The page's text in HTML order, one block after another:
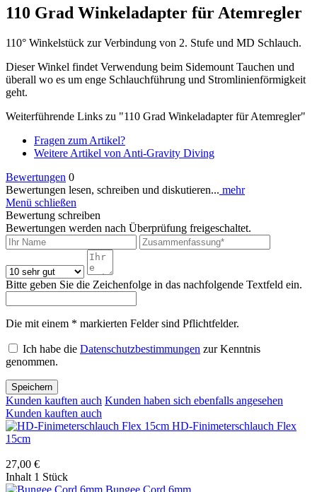
110 Grad Winkeladapter für Atemregler
110° Winkelstück zur Verbindung von 2. Stufe und MD Schlauch.
Dieser Winkel findet Verwendung beim Sidemount Tauchen und
überall wo es um enge Schlauchführung und Stromlinienförmigkeit
geht.
Weiterführende Links zu "110 Grad Winkeladapter für Atemregler"
Fragen zum Artikel?
Weitere Artikel von Anti-Gravity Diving
Bewertungen 0
Bewertungen lesen, schreiben und diskutieren... mehr
Menü schließen
Bewertung schreiben
Bewertungen werden nach Überprüfung freigeschaltet.
Bitte geben Sie die Zeichenfolge in das nachfolgende Textfeld ein.
Die mit einem * markierten Felder sind Pflichtfelder.
Ich habe die Datenschutzbestimmungen zur Kenntnis
genommen.
Speichern
Kunden kauften auch Kunden haben sich ebenfalls angesehen
Kunden kauften auch
HD-Finimeterschlauch Flex
15cm
27,00 €
Inhalt 1 Stück
Bungee Cord 6mm